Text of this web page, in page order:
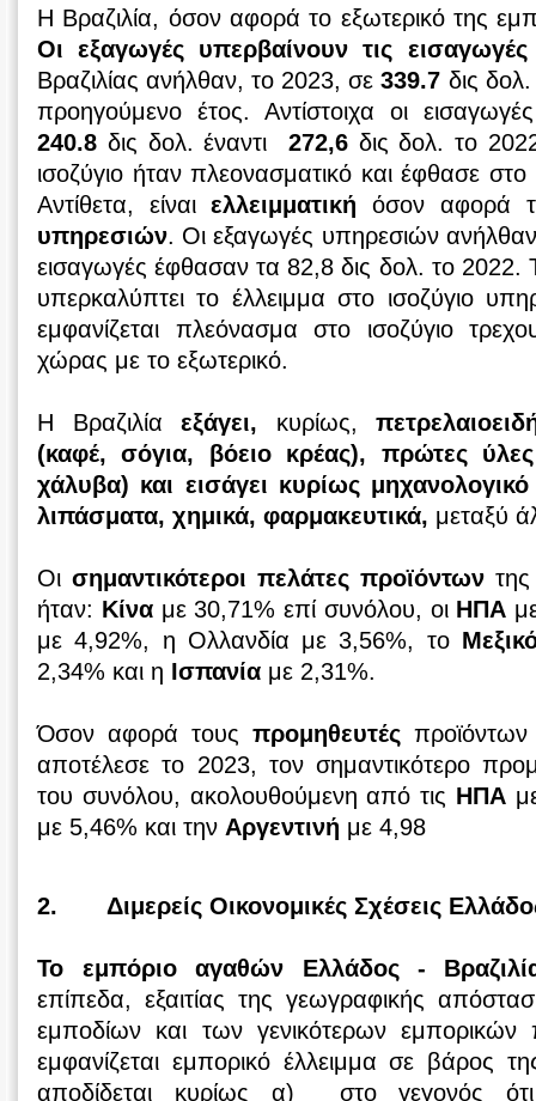
Η Βραζιλία, όσον αφορά το εξωτερικό της
Οι εξαγωγές υπερβαίνουν τις
Βραζιλίας ανήλθαν, το 2023, σε339.7 δις
προηγούμενο έτος. Αντίστοιχα οι
240.8 δις δολ. έναντι 272,6δις δολ. το
ισοζύγιο ήταν πλεονασματικό και έφθασε
Αντίθετα, είναιελλειμματικήόσον αφορά
υπηρεσιών. Οι εξαγωγές υπηρεσιών
εισαγωγές έφθασαν τα 82,8 δις δολ. το 2022.
υπερκαλύπτει το έλλειμμα στο ισοζύγιο
εμφανίζεται πλεόνασμα στο ισοζύγιο
χώρας με το εξωτερικό.
Η Βραζιλίαεξάγει, κυρίως,
(καφέ, σόγια, βόειο κρέας), πρώτες
χάλυβα) και εισάγει κυρίως
λιπάσματα, χημικά, φαρμακευτικά, μεταξύ
Οισημαντικότεροι πελάτες προϊόντων
ήταν: Κίνα με 30,71% επί συνόλου, οι ΗΠΑ
με 4,92%, η Ολλανδία με 3,56%, το
2,34% και η Ισπανία με 2,31%.
Όσον αφορά τουςπρομηθευτές
αποτέλεσε το 2023, τον σημαντικότερο
του συνόλου, ακολουθούμενη από τις ΗΠΑ
με 5,46% και την Αργεντινή με 4,98
2. Διμερείς Οικονομικές Σχέσεις
Το εμπόριο αγαθών Ελλάδος -
επίπεδα, εξαιτίας της γεωγραφικής
εμποδίων και των γενικότερων
εμφανίζεται εμπορικό έλλειμμα σε βάρος
αποδίδεται κυρίως α) στο γεγονός